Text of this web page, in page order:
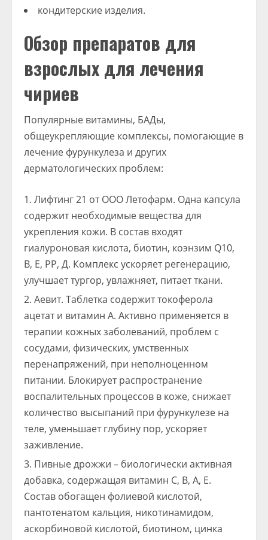
кондитерские изделия.
Обзор препаратов для
взрослых для лечения
чириев
Популярные витамины, БАДы,
общеукрепляющие комплексы, помогающие в
лечение фурункулеза и других
дерматологических проблем:
Лифтинг 21 от ООО Летофарм. Одна капсула
содержит необходимые вещества для
укрепления кожи. В состав входят
гиалуроновая кислота, биотин, коэнзим Q10,
В, Е, РР, Д. Комплекс ускоряет регенерацию,
улучшает тургор, увлажняет, питает ткани.
Аевит. Таблетка содержит токоферола
ацетат и витамин А. Активно применяется в
терапии кожных заболеваний, проблем с
сосудами, физических, умственных
перенапряжений, при неполноценном
питании. Блокирует распространение
воспалительных процессов в коже, снижает
количество высыпаний при фурункулезе на
теле, уменьшает глубину пор, ускоряет
заживление.
Пивные дрожжи – биологически активная
добавка, содержащая витамин С, В, А, Е.
Состав обогащен фолиевой кислотой,
пантотенатом кальция, никотинамидом,
аскорбиновой кислотой, биотином, цинка